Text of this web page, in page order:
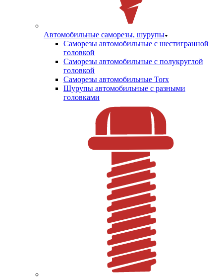
Автомобильные саморезы, шурупы
Саморезы автомобильные с шестигранной
головкой
Саморезы автомобильные с полукруглой
головкой
Саморезы автомобильные Torx
Шурупы автомобильные с разными
головками